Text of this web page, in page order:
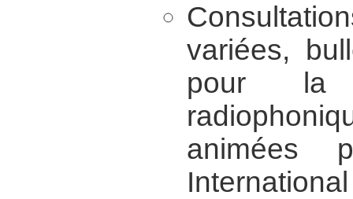
variées,
pour la
animées